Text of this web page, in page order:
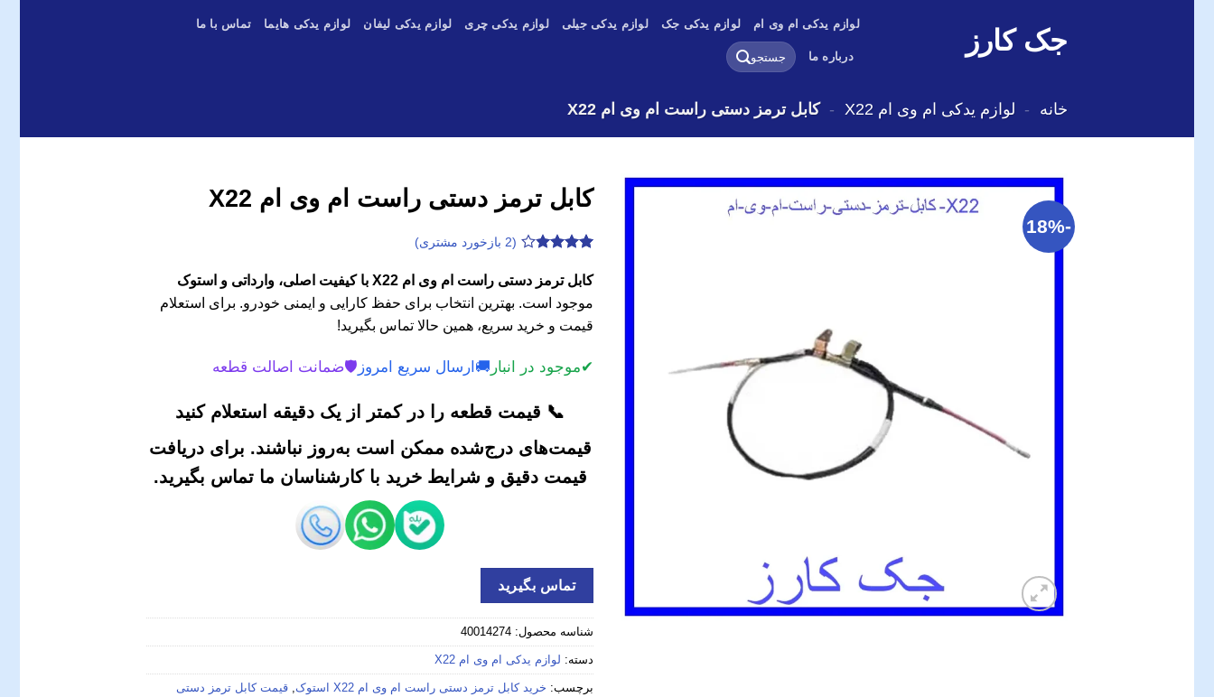
جک کارز
لوازم یدکی ام وی ام لوازم یدکی جک لوازم یدکی جیلی لوازم یدکی چری لوازم یدکی لیفان لوازم یدکی هایما تماس با ما
درباره ما
جستجو
برای:
خانه - لوازم یدکی ام وی ام X22 - کابل ترمز دستی راست ام وی ام X22
-18%
کابل ترمز دستی راست ام وی ام X22
3.85
از
امتیازدهی
مشتری
(
2 بازخورد مشتری)
کابل ترمز دستی راست ام وی ام X22 با کیفیت اصلی، وارداتی و استوک
موجود است. بهترین انتخاب برای حفظ کارایی و ایمنی خودرو. برای استعلام
قیمت و خرید سریع، همین حالا تماس بگیرید!
✔موجود در انبار 🚚 ارسال سریع امروز 🛡️ضمانت اصالت قطعه
📞 قیمت قطعه را در کمتر از یک دقیقه استعلام کنید
قیمت‌های درج‌شده ممکن است به‌روز نباشند. برای دریافت
قیمت دقیق و شرایط خرید با کارشناسان ما تماس بگیرید.
تماس بگیرید
شناسه محصول: 40014274
دسته: لوازم یدکی ام وی ام X22
برچسب: خرید کابل ترمز دستی راست ام وی ام X22 استوک
قیمت کابل ترمز دستی